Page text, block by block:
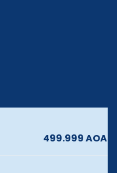
499.999 AOA